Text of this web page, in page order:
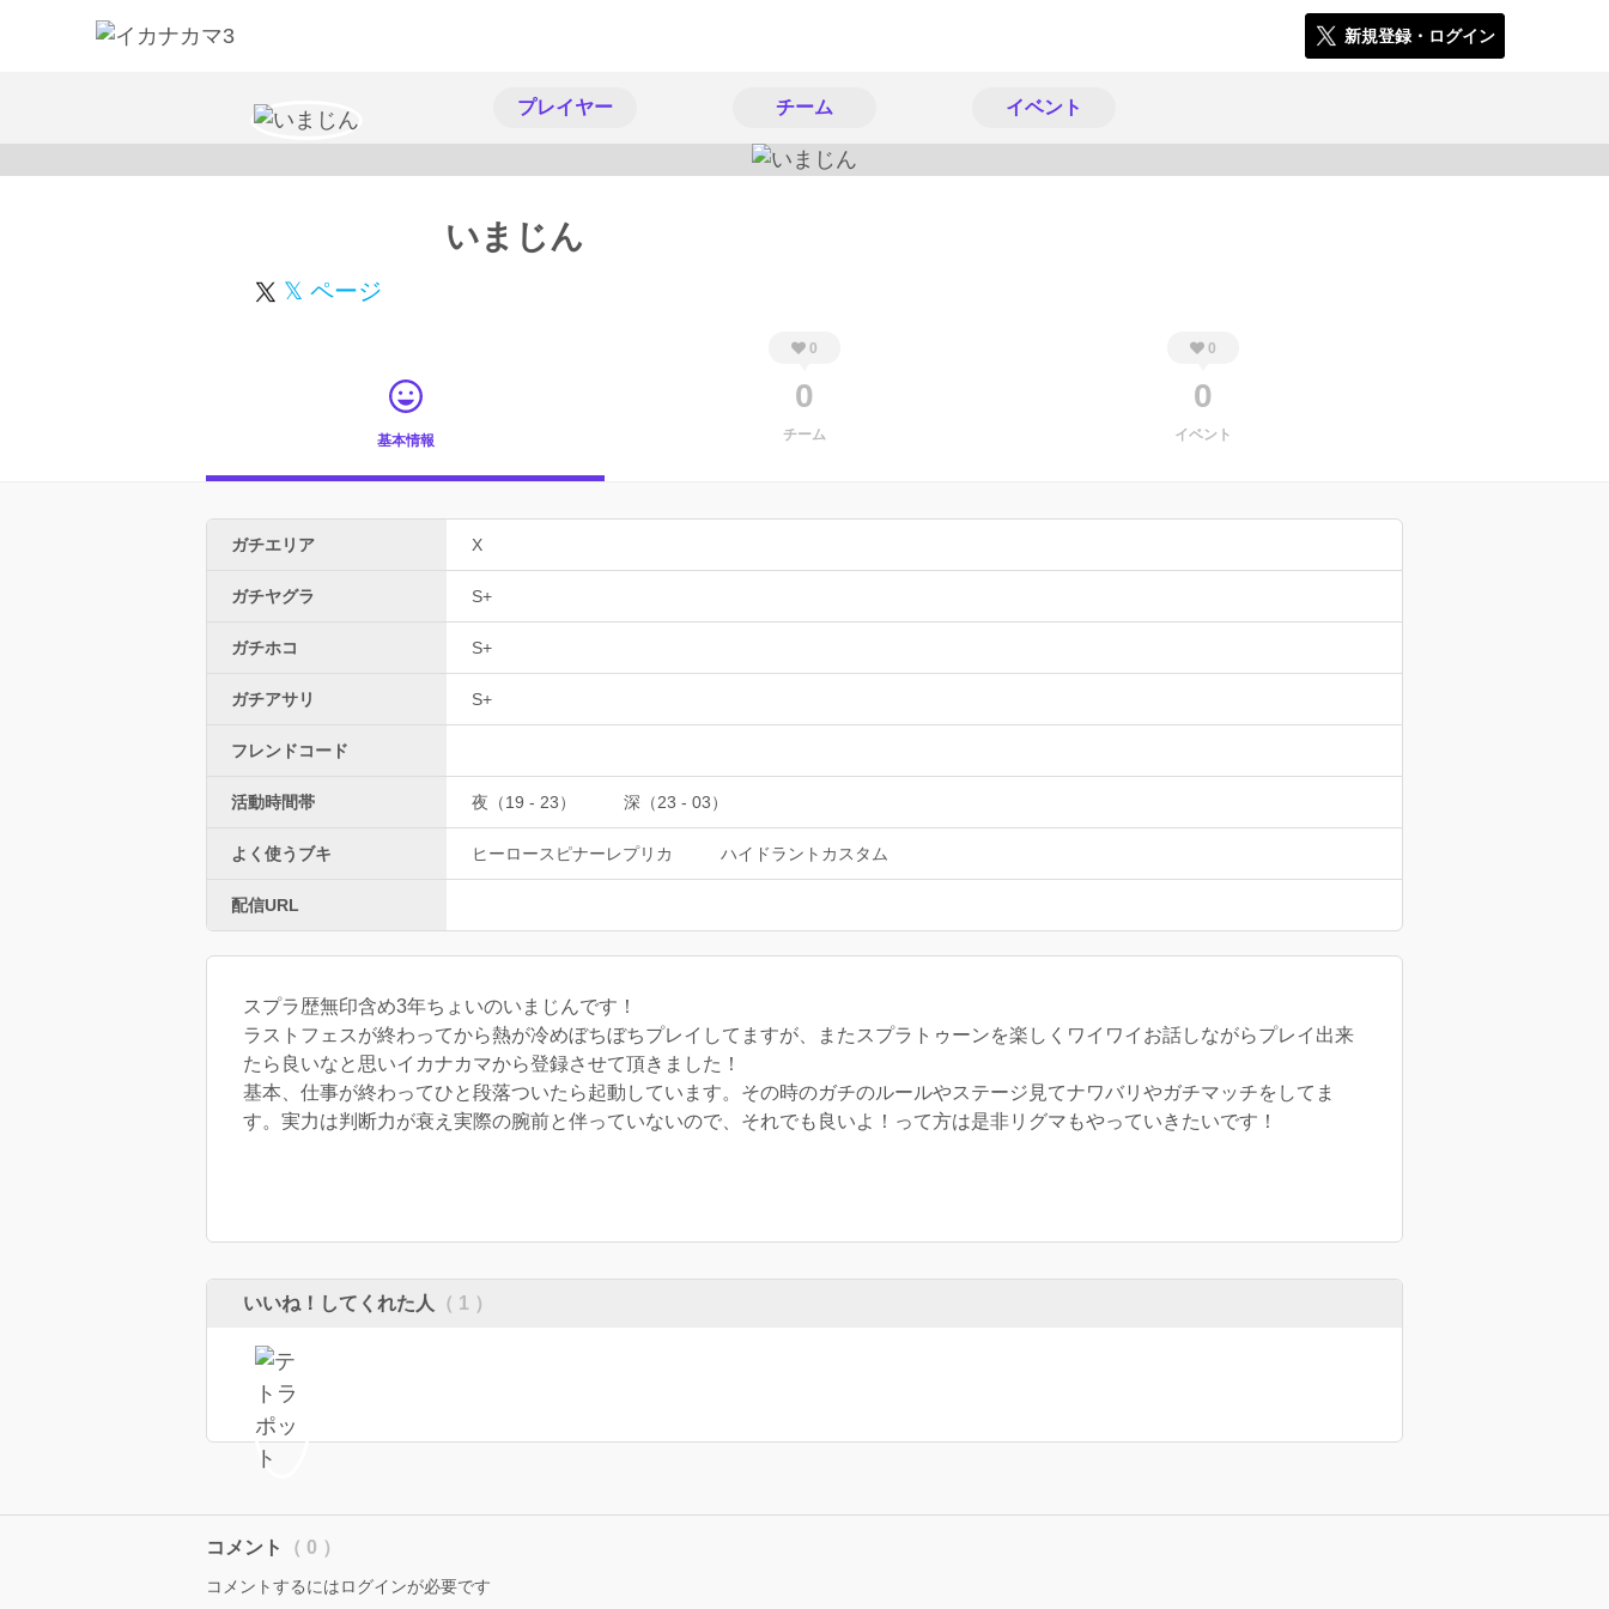
新規登録・ログイン
プレイヤー チーム イベント
いまじん
𝕏 ページ
基本情報
0
0
チーム
0
0
イベント
ガチエリア X
ガチヤグラ S+
ガチホコ S+
ガチアサリ S+
フレンドコード
活動時間帯 夜（19 - 23） 深（23 - 03）
よく使うブキ ヒーロースピナーレプリカ ハイドラントカスタム
配信URL
スプラ歴無印含め3年ちょいのいまじんです！
ラストフェスが終わってから熱が冷めぼちぼちプレイしてますが、またスプラトゥーンを楽しくワイワイお話しながらプレイ出来
たら良いなと思いイカナカマから登録させて頂きました！
基本、仕事が終わってひと段落ついたら起動しています。その時のガチのルールやステージ見てナワバリやガチマッチをしてま
す。実力は判断力が衰え実際の腕前と伴っていないので、それでも良いよ！って方は是非リグマもやっていきたいです！
いいね！してくれた人 （ 1 ）
コメント （ 0 ）
コメントするにはログインが必要です